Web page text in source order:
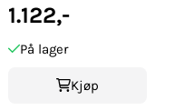
oksidert
1.122,-
På lager
Kjøp